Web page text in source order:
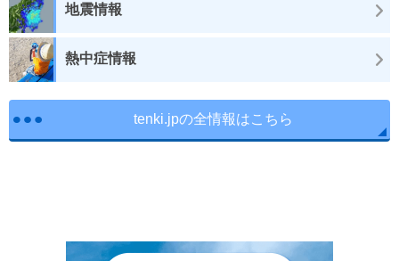
地震情報
熱中症情報
tenki.jpの全情報はこちら